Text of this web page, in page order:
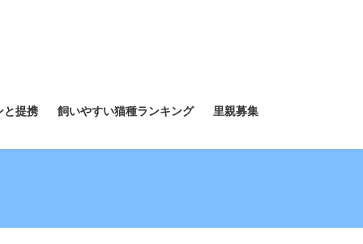
と提携 飼いやすい猫種ランキング 里親募集